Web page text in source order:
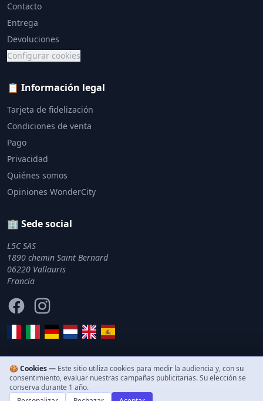
Contacto
Entrega
Devoluciones
Configurar cookies
📋 Información legal
Tarjeta de fidelización
Condiciones de venta
Pago
Privacidad
Quiénes somos
Opiniones WonderCity
🏢 Sede social
L5C SAS
1890 chemin Saint Bernard
06220 Vallauris
Francia
FacebookInstagram
© 2011–2026 WonderCity. Todos los derechos reservados.
🍪 Cookies — Este sitio utiliza cookies para medir la audiencia y, con su
consentimiento, evaluar nuestras campañas publicitarias. Su elección se
conserva durante 1 año.